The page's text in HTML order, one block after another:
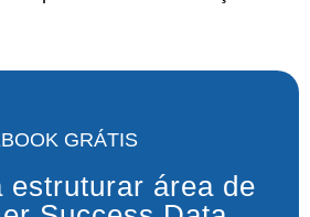
GRÁTIS
estruturar área de